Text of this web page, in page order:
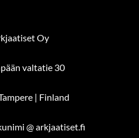
Oy
valtatie 30
| Finland
@ arkjaatiset.fi